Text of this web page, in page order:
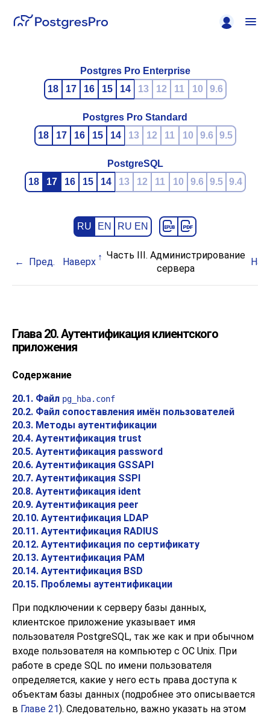
Postgres Pro Enterprise
18
17 16 15 14 13 12 11 10 9.6
Postgres Pro Standard
18
17 16 15 14 13 12 11 10 9.6 9.5
PostgreSQL
18
17 16 15 14 13 12 11 10 9.6 9.5 9.4
RU EN RU EN
Пред. Наверх
Часть III. Администрирование
сервера
Глава 20. Аутентификация клиентского
приложения
Содержание
20.1. Файл pg_hba.conf
20.2. Файл сопоставления имён пользователей
20.3. Методы аутентификации
20.4. Аутентификация trust
20.5. Аутентификация password
20.6. Аутентификация GSSAPI
20.7. Аутентификация SSPI
20.8. Аутентификация ident
20.9. Аутентификация peer
20.10. Аутентификация LDAP
20.11. Аутентификация RADIUS
20.12. Аутентификация по сертификату
20.13. Аутентификация PAM
20.14. Аутентификация BSD
20.15. Проблемы аутентификации
При подключении к серверу базы данных,
клиентское приложение указывает имя
пользователя PostgreSQL, так же как и при обычном
входе пользователя на компьютер с ОС Unix. При
работе в среде SQL по имени пользователя
определяется, какие у него есть права доступа к
объектам базы данных (подробнее это описывается
в Главе 21). Следовательно, важно указать на этом